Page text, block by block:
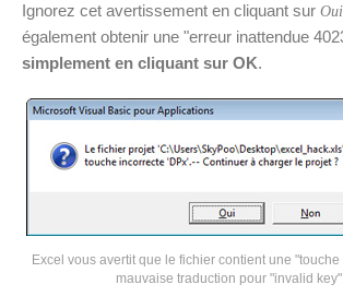
Ignorez cet avertissement en cliquant sur Oui
également obtenir une "erreur inattendue
simplement en cliquant sur OK.
Excel vous avertit que le fichier contient une
mauvaise traduction pour "invalid